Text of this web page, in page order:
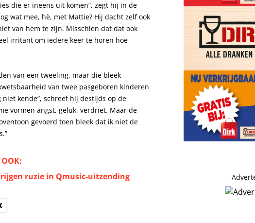
die er ineens uit komen”, zegt hij in de
wat mee, hè, met Mattie? Hij dacht zelf ook
van hem te zijn. Misschien dat dat ook
irritant om iedere keer te horen hoe
van een tweeling, maar die bleek
van twee pasgeboren kinderen
kende”, schreef hij destijds op de
vormen angst, geluk, verdriet. Maar de
gevoerd toen bleek dat ik niet de
OOK:
ruzie in Qmusic-uitzending